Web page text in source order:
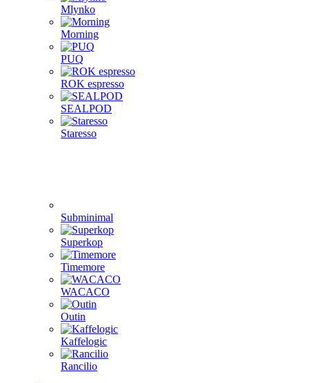
Mlynko
Morning
PUQ
ROK espresso
SEALPOD
Staresso
Subminimal
Superkop
Timemore
WACACO
Outin
Kaffelogic
Rancilio